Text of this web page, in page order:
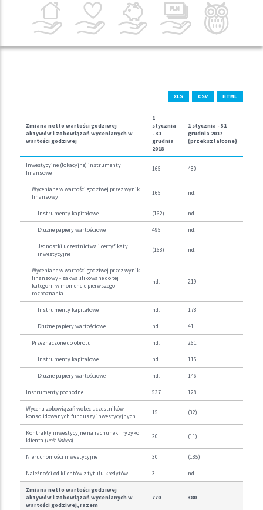
XLS CSV HTML
Zmiana netto wartości godziwej
aktywów i zobowiązań wycenianych w
wartości godziwej
1
stycznia
-31
grudnia
2018
1 stycznia -31
grudnia 2017
(przekształcone)
Inwestycyjne (lokacyjne) instrumenty
finansowe
165 480
Wyceniane w wartości godziwej przez wynik
finansowy
165 nd.
Instrumenty kapitałowe (162) nd.
Dłużne papiery wartościowe 495 nd.
Jednostki uczestnictwa i certyfikaty
inwestycyjne
(168) nd.
Wyceniane w wartości godziwej przez wynik
finansowy - zakwalifikowane do tej
kategorii w momencie pierwszego
rozpoznania
nd. 219
Instrumenty kapitałowe nd. 178
Dłużne papiery wartościowe nd. 41
Przeznaczone do obrotu nd. 261
Instrumenty kapitałowe nd. 115
Dłużne papiery wartościowe nd. 146
Instrumenty pochodne 537 128
Wycena zobowiązań wobec uczestników
konsolidowanych funduszy inwestycyjnych
15 (32)
Kontrakty inwestycyjne na rachunek i ryzyko
klienta (unit-linked)
20 (11)
Nieruchomości inwestycyjne 30 (185)
Należności od klientów z tytułu kredytów 3 nd.
Zmiana netto wartości godziwej
aktywów i zobowiązań wycenianych w
wartości godziwej, razem
770 380